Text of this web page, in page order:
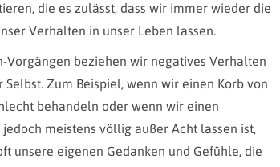
die es zulässt, dass wir immer wieder die
Verhalten in unser Leben lassen.
Vorgängen beziehen wir negatives Verhalten
Zum Beispiel, wenn wir einen Korb von
behandeln oder wenn wir einen
meistens völlig außer Acht lassen ist,
unsere eigenen Gedanken und Gefühle, die